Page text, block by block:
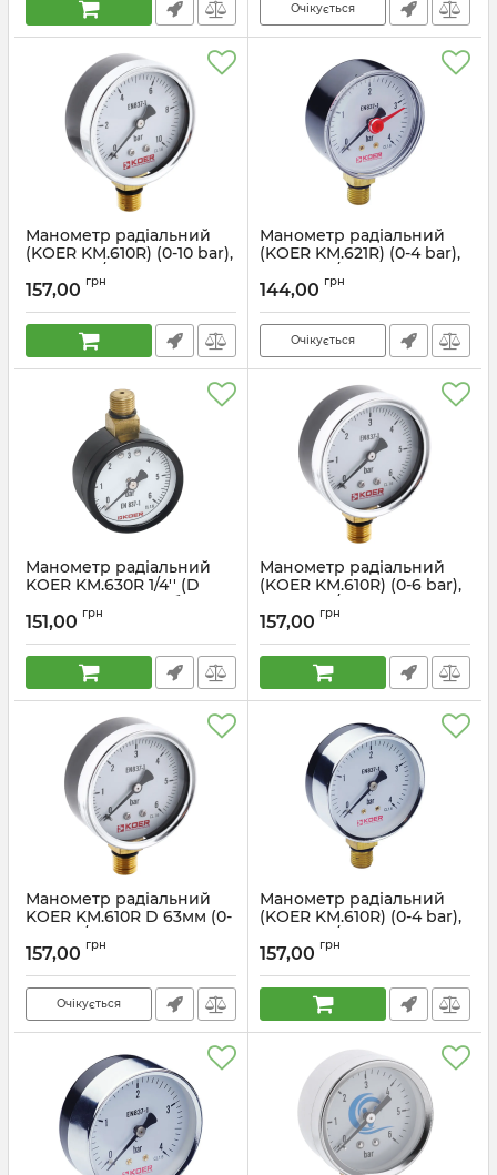
Очікується
Манометр радіальний
(KOER KM.610R) (0-10 bar),
D 63мм, 1/4'' (KR0205)
Артикул: KR0205
157,00 грн
Манометр радіальний
(KOER KM.621R) (0-4 bar),
D 63мм, 1/4'' (KR0206)
Артикул: KR0206
144,00 грн
Очікується
Манометр радіальний
KOER KM.630R 1/4'' (D
50мм 0-6 bar, різьба
зверху корпусу) (KR4762)
Артикул: KR4762
151,00 грн
Манометр радіальний
(KOER KM.610R) (0-6 bar),
D 63мм, 1/4' (KR0204)
Артикул: KR0204
157,00 грн
Манометр радіальний
KOER KM.610R D 63мм (0-
6 bar) 1/4'' (KR2903)
Артикул: KR2903
157,00 грн
Очікується
Манометр радіальний
(KOER KM.610R) (0-4 bar),
D 63мм, 1/4'' (KR0203)
Артикул: KR0203
157,00 грн